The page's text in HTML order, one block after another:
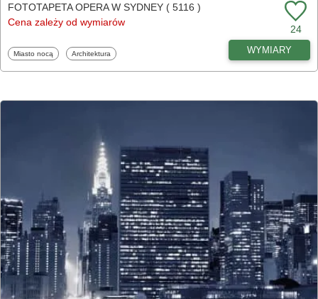
FOTOTAPETA OPERA W SYDNEY ( 5116 )
Cena zależy od wymiarów
24
Fototapety
Miasto nocą Fototapety
Architektura WYMIARY